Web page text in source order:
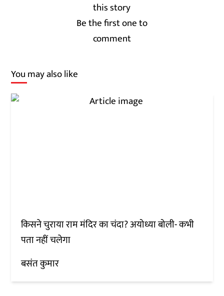
Be the first one to
comment
You may also like
किसने चुराया राम मंदिर का चंदा? अयोध्या बोली- कभी
पता नहीं चलेगा
बसंत कुमार